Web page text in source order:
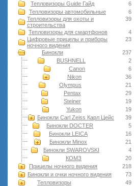
6
Тепловизоры Guide Гайд
6
Тепловизоры автомобильные
39
Тепловизоры для охоты и
строительства
4
Тепловизоры для смартфонов
23
Цифровые прицелы и приборы
ночного видения
237
Бинокли
2
BUSHNELL
6
Canon
36
Nikon
21
Olympus
29
Pentax
19
Steiner
19
Yukon
39
Бинокли Carl Zeiss Карл Цейс
5
Бинокли DOCTER
16
Бинокли LEICA
21
Бинокли Minox
4
Бинокли SWAROVSKI
20
КОМЗ
218
Прицелы ночного видения
73
Бинокли и очки ночного видения
49
Тепловизоры